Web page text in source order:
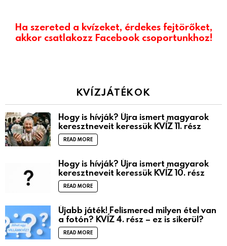
Ha szereted a kvízeket, érdekes fejtörőket,
akkor csatlakozz Facebook csoportunkhoz!
KVÍZJÁTÉKOK
Hogy is hívják? Újra ismert magyarok
keresztneveit keressük KVÍZ 11. rész
READ MORE
Hogy is hívják? Újra ismert magyarok
keresztneveit keressük KVÍZ 10. rész
READ MORE
Újabb játék! Felismered milyen étel van
a fotón? KVÍZ 4. rész – ez is sikerül?
READ MORE